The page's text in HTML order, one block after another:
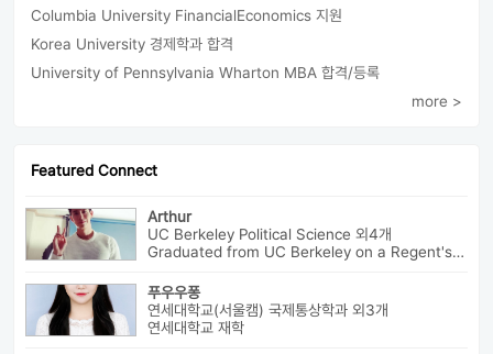
Columbia University FinancialEconomics 지원
Korea University 경제학과 합격
University of Pennsylvania Wharton MBA 합격/등록
more >
Featured Connect
Arthur
UC Berkeley Political Science 외4개
Graduated from UC Berkeley on a Regent's Scholarship. Af...
푸우우퐁
연세대학교(서울캠) 국제통상학과 외3개
연세대학교 재학